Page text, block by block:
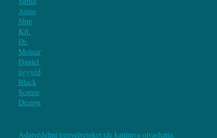
Anno
Ship
Kft.
Dr.
Molnár
Dániel,
ügyvéd
Black
Screen
Dezign
Adatvédelmi irányelveinket ide kattintva olvashatja.